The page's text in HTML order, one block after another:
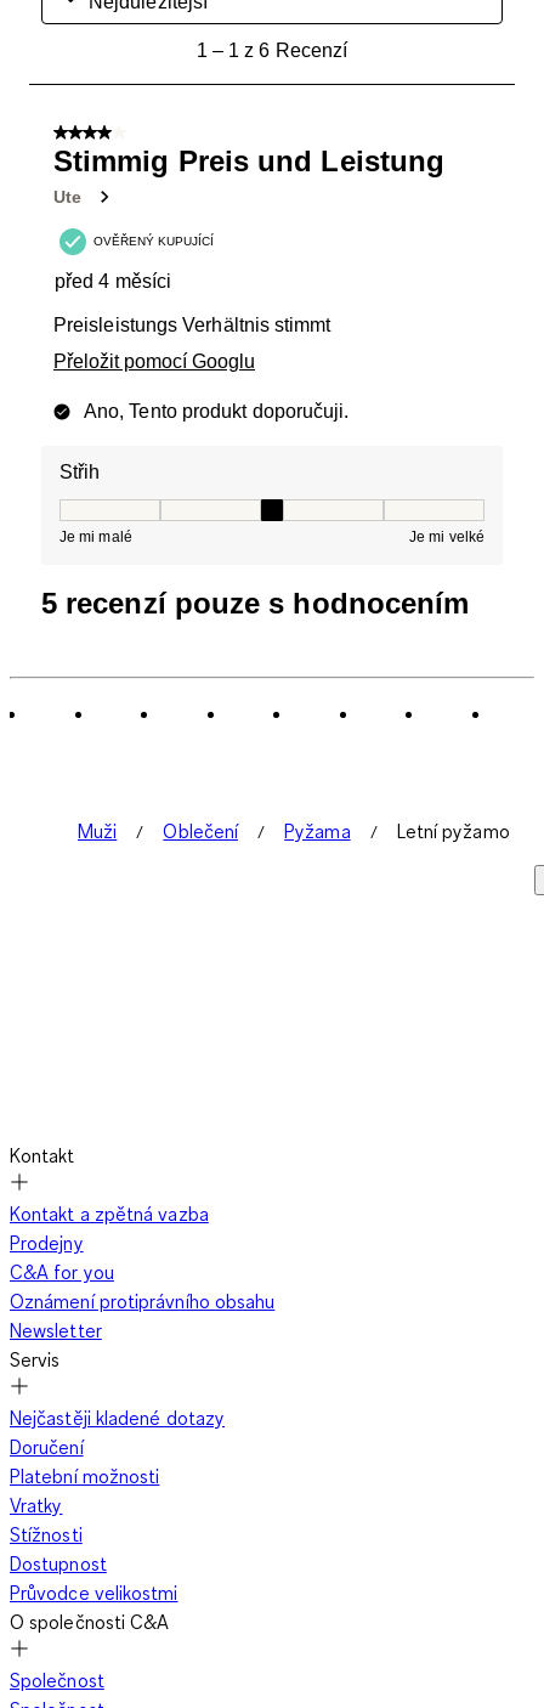
Recenzí.
1– 1 z 6 Recenzí
4 z 5 hvězdiček.
Stimmig Preis und Leistung
Ute
OVĚŘENÝ KUPUJÍCÍ
před 4 měsíci
Preisleistungs Verhältnis stimmt
Přeložit pomocí Googlu
Ano, Tento produkt doporučuji.
Střih
Je mi malé Je mi velké
5 recenzí pouze s hodnocením
Muži Oblečení Pyžama Letní pyžamo
Kontakt
Kontakt a zpětná vazba
Prodejny
C&A for you
Oznámení protiprávního obsahu
Newsletter
Servis
Nejčastěji kladené dotazy
Doručení
Platební možnosti
Vratky
Stížnosti
Dostupnost
Průvodce velikostmi
O společnosti C&A
Společnost